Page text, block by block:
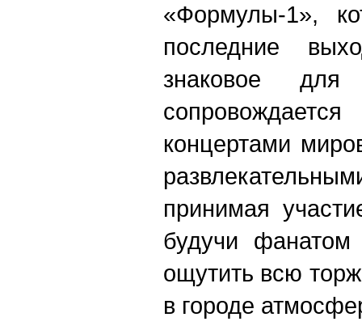
«Формулы-1»,
последние
знаковое для
концертами
принимая
будучи
ощутить всю
в городе